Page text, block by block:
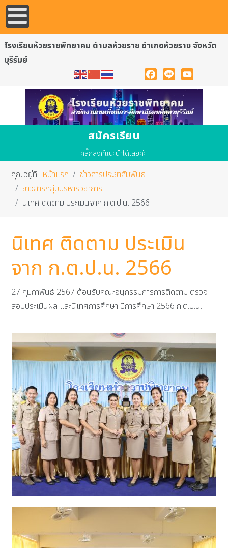
โรงเรียนห้วยราชพิทยาคม ตำบลห้วยราช อำเภอห้วยราช จังหวัด
บุรีรัมย์
Facebook
Line YouTube
สมัครเรียน
คลื๊กลิงค์แนะนำได้เลยค่ะ!
คุณอยู่ที่: หน้าแรก
ข่าวสารประชาสัมพันธ์
ข่าวสารกลุ่มบริหารวิชาการ
นิเทศ ติดตาม ประเมินจาก ก.ต.ป.น. 2566
นิเทศ ติดตาม ประเมิน
จาก ก.ต.ป.น. 2566
27 กุมภาพันธ์ 2567 ต้อนรับคณะอนุกรรมการการติดตาม ตรวจ
สอบประเมินผล และนิเทศการศึกษา ปีการศึกษา 2566 ก.ต.ป.น.